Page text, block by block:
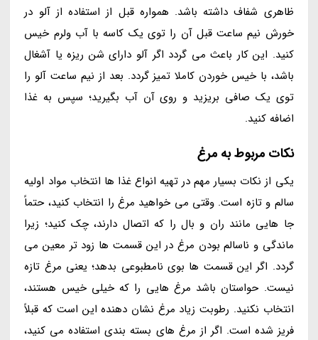
ظاهری شفاف داشته باشد. همواره قبل از استفاده از آلو در
خورش نیم ساعت قبل آن را توی یک کاسه با آب ولرم خیس
کنید. این کار باعث می گردد اگر آلو دارای شن ریزه یا آشغال
باشد، با خیس خوردن کاملا تمیز گردد. بعد از نیم ساعت آلو را
توی یک صافی بریزید و روی آن آب بگیرید؛ سپس به غذا
اضافه کنید.
نکات مربوط به مرغ
یکی از نکات بسیار مهم در تهیه انواع غذا ها انتخاب مواد اولیه
سالم و تازه است. وقتی می خواهید مرغ را انتخاب کنید، حتماً
جا هایی مانند ران و بال را که اتصال دارند، چک کنید؛ زیرا
ماندگی و ناسالم بودن مرغ در این قسمت ها زود تر معین می
گردد. اگر این قسمت ها بوی نامطبوعی بدهد؛ یعنی مرغ تازه
نیست. حواستان باشد مرغ هایی را که خیلی خیس هستند،
انتخاب نکنید. رطوبت زیاد مرغ نشان دهنده این است که قبلاً
فریز شده است. اگر از مرغ های بسته بندی استفاده می کنید،